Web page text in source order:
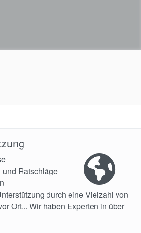
und Ratschläge
durch eine Vielzahl von
Ort... Wir haben Experten in über